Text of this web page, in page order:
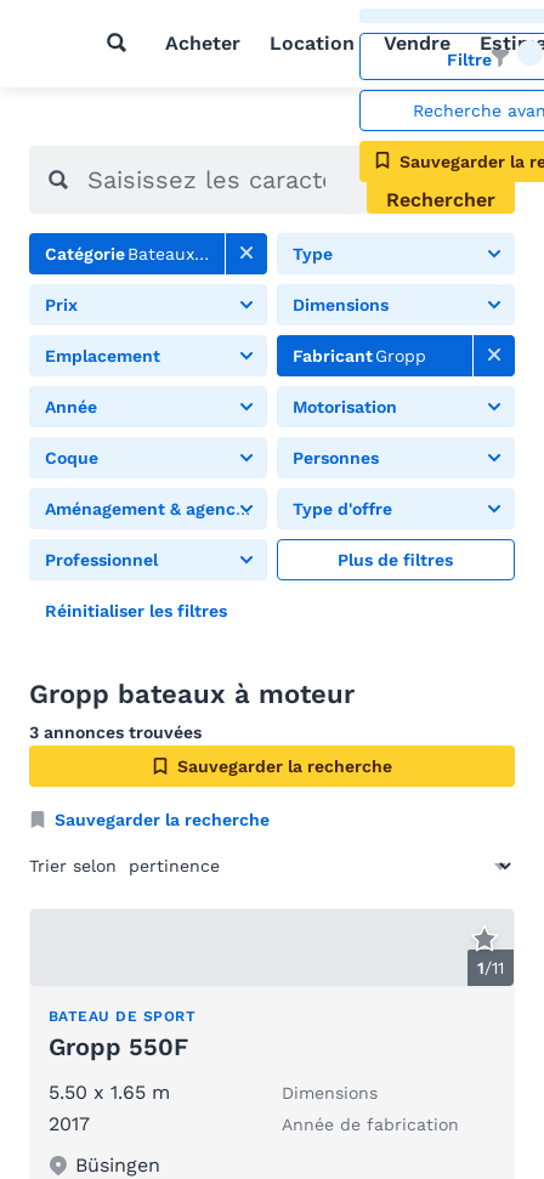
Acheter Location Vendre
Filtre
Recherche
Sauvegarder la
Rechercher
CatégorieBateaux à moteur Type
Prix Dimensions
Emplacement FabricantGropp
Année Motorisation
Coque Personnes
Aménagement & agencement Type d'offre
Professionnel Plus de filtres
Réinitialiser les filtres
Gropp bateaux à moteur
3 annonces trouvées
Sauvegarder la recherche
Sauvegarder la recherche
Trier selon
1/11
BATEAU DE SPORT
Gropp 550F
5.50 x 1.65 m Dimensions
2017 Année de fabrication
Büsingen